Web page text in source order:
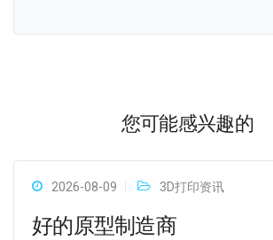
您可能感兴趣的
2026-08-09 3D打印资讯
好的原型制造商